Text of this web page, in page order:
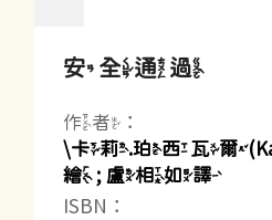
安全通過
作者：
\卡莉.珀西瓦爾
繪 ; 盧相如譯
ISBN：